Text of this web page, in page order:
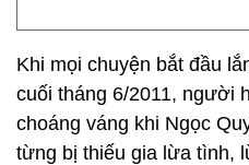
Khi mọi chuyện bắt đầu
cuối tháng 6/2011, người
choáng váng khi Ngọc
từng bị thiếu gia lừa tình,